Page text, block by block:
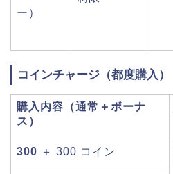
ー）
コインチャージ（都度購入）
購入内容（通常＋ボーナ
ス）
300 ＋ 300 コイン